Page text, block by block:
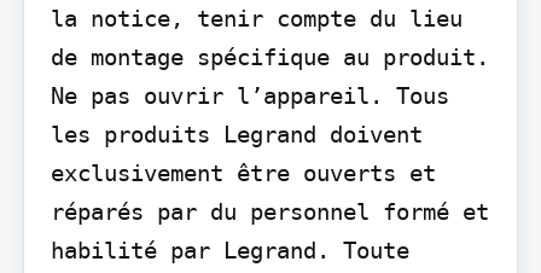
la notice, tenir compte du lieu
de montage spécifique au produit.
Ne pas ouvrir l’appareil. Tous
les produits Legrand doivent
exclusivement être ouverts et
réparés par du personnel formé et
habilité par Legrand. Toute